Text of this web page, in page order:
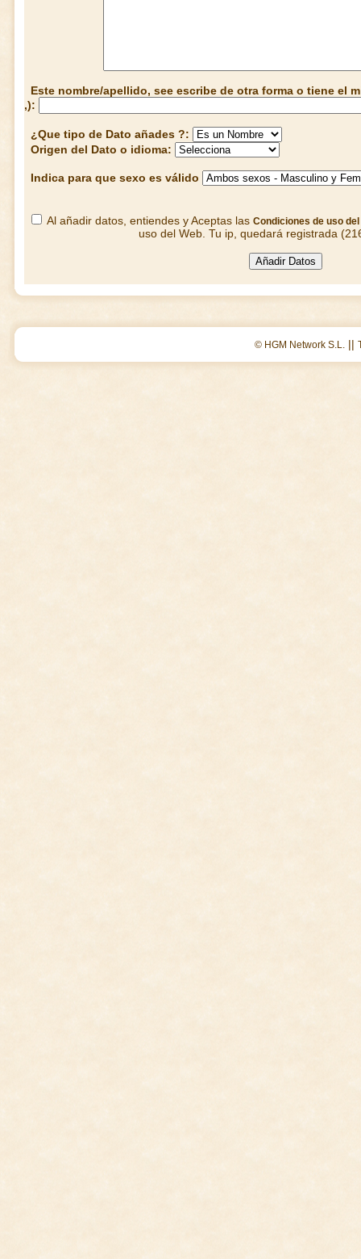
Este nombre/apellido, see escribe de otra forma o tiene el
,):
¿Que tipo de Dato añades ?:
Origen del Dato o idioma:
Indica para que sexo es válido
Al añadir datos, entiendes y Aceptas las Condiciones de uso del
uso del Web. Tu ip, quedará registrada
© HGM Network S.L. ||